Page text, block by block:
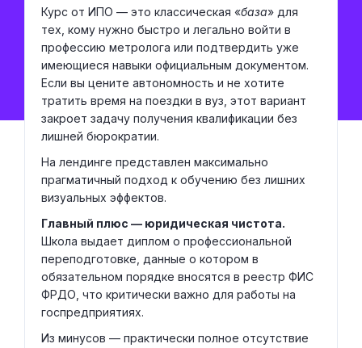
Курс от ИПО — это классическая «база» для
тех, кому нужно быстро и легально войти в
профессию метролога или подтвердить уже
имеющиеся навыки официальным документом.
Если вы цените автономность и не хотите
тратить время на поездки в вуз, этот вариант
закроет задачу получения квалификации без
лишней бюрократии.
На лендинге представлен максимально
прагматичный подход к обучению без лишних
визуальных эффектов.
Главный плюс — юридическая чистота.
Школа выдает диплом о профессиональной
переподготовке, данные о котором в
обязательном порядке вносятся в реестр ФИС
ФРДО, что критически важно для работы на
госпредприятиях.
Из минусов — практически полное отсутствие